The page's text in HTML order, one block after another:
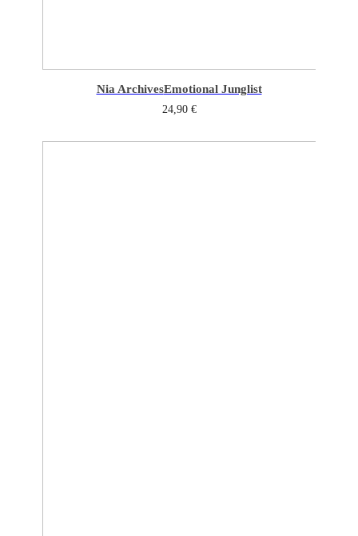
Nia ArchivesEmotional Junglist
24,90 €